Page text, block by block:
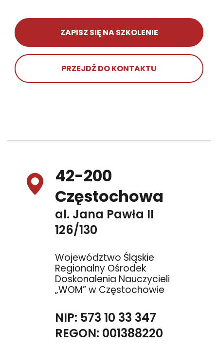
ZAPISZ SIĘ NA SZKOLENIE
PRZEJDŹ DO KONTAKTU
42-200
Częstochowa
al. Jana Pawła II
126/130
Województwo Śląskie
Regionalny Ośrodek
Doskonalenia Nauczycieli
„WOM” w Częstochowie
NIP: 573 10 33 347
REGON: 001388220